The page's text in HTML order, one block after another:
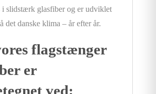
i slidstærk glasfiber og er udviklet
det danske klima – år efter år.
flagstænger
er
ved: